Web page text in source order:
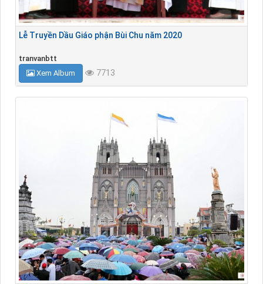
Lễ Truyền Dầu Giáo phận Bùi Chu năm 2020
tranvanbtt
Xem Album
7713